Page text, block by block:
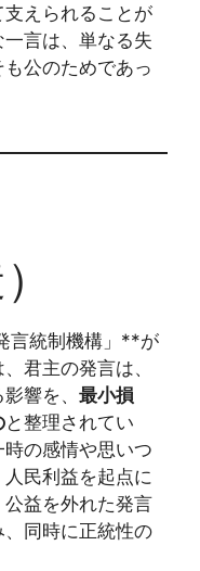
えられることが
言は、単なる失
公のためであっ
言統制機構」**が
君主の発言は、
響を、 最小損
と整理されてい
の感情や思いつ
民利益を起点に
益を外れた発言
同時に正統性の